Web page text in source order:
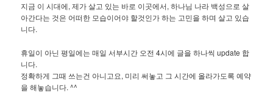
지금 이 시대에, 제가 살고 있는 바로 이곳에서, 하나님 나라 백성으로 살
아간다는 것은 어떠한 모습이어야 할것인가 하는 고민을 하며 살고 있습
니다.
휴일이 아닌 평일에는 매일 서부시간 오전 4시에 글을 하나씩 update 합
니다.
정확하게 그때 쓰는건 아니고요, 미리 써놓고 그 시간에 올라가도록 예약
을 해놓습니다. ^^